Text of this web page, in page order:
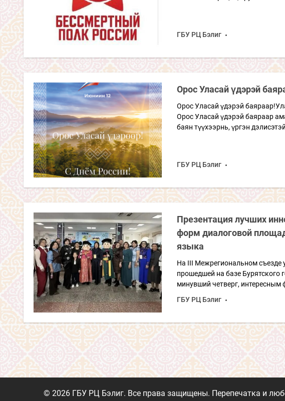
ГБУ РЦ Бэлиг
Орос Уласай үдэрэй
Орос Уласай үдэрэй
Орос Уласай үдэрэй баяраар
баян түүхээрнь, үргэн
ГБУ РЦ Бэлиг
Презентация лучших
форм диалоговой
языка
На III Межрегиональном съезде
прошедшей на базе Бурятского
минувший четверг, интересным
ГБУ РЦ Бэлиг
© 2026 ГБУ РЦ Бэлиг. Все права защищены. Перепечатка и